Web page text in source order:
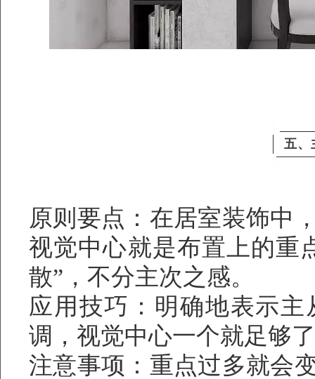
五、
原则要点：在居室装饰中
视觉中心就是布置上的重
散”，不分主次之感。
应用技巧：明确地表示
调，视觉中心一个就足够
注意事项：重点过多就会